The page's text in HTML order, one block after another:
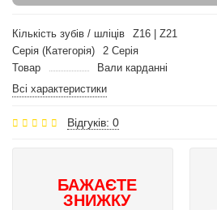
Кількість зубів / шліців
Z16 | Z21
Серія (Категорія)
2 Серія
Товар
Вали карданні
Всі характеристики
Відгуків: 0
БАЖАЄТЕ
ЗНИЖКУ